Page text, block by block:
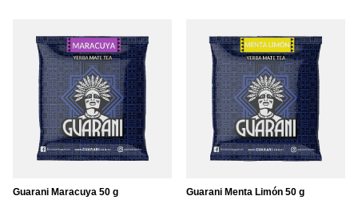
Guarani Maracuya 50 g Guarani Menta Limón 50 g